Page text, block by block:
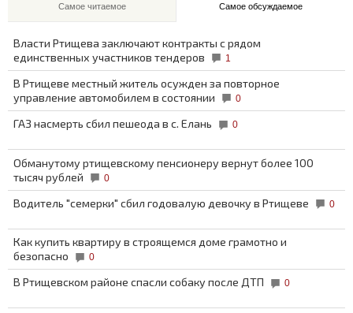
Самое читаемое Самое обсуждаемое
Власти Ртищева заключают контракты с рядом
единственных участников тендеров
1
В Ртищеве местный житель осужден за повторное
управление автомобилем в состоянии
0
ГАЗ насмерть сбил пешеода в с. Елань 0
Обманутому ртищевскому пенсионеру вернут более 100
тысяч рублей
0
Водитель "семерки" сбил годовалую девочку в Ртищеве 0
Как купить квартиру в строящемся доме грамотно и
безопасно
0
В Ртищевском районе спасли собаку после ДТП 0